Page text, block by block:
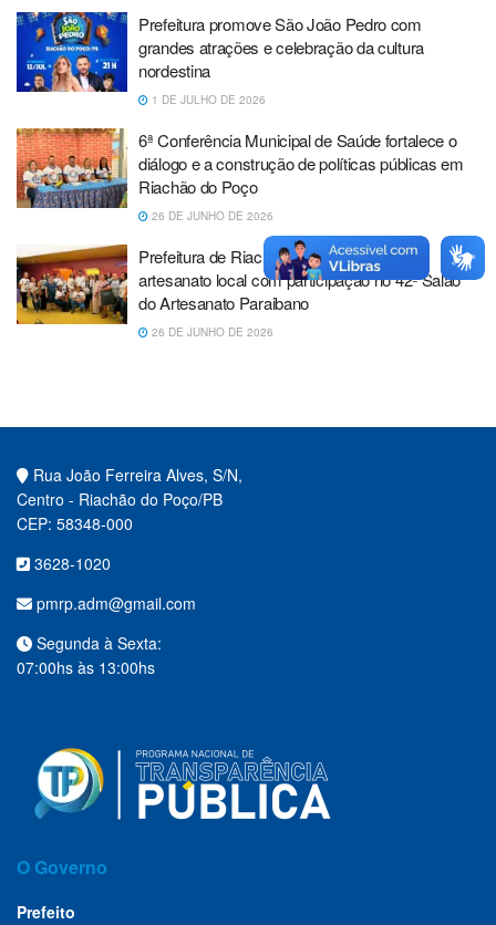
Prefeitura promove São João Pedro com
grandes atrações e celebração da cultura
nordestina
1 DE JULHO DE 2026
6ª Conferência Municipal de Saúde fortalece o
diálogo e a construção de políticas públicas em
Riachão do Poço
26 DE JUNHO DE 2026
Prefeitura de Riachão do Poço fortalece o
artesanato local com participação no 42º Salão
do Artesanato Paraibano
26 DE JUNHO DE 2026
Rua João Ferreira Alves, S/N,
Centro - Riachão do Poço/PB
CEP: 58348-000
3628-1020
pmrp.adm@gmail.com
Segunda à Sexta:
07:00hs às 13:00hs
O Governo
Prefeito